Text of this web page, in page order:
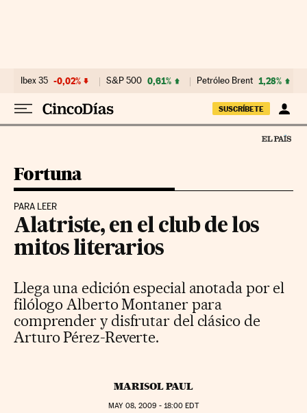
Ibex 35 -0,02% S&P 500 0,61% Petróleo Brent 1,28%
SUSCRÍBETE
Fortuna
PARA LEER
Alatriste, en el club de los
mitos literarios
Llega una edición especial anotada por el
filólogo Alberto Montaner para
comprender y disfrutar del clásico de
Arturo Pérez-Reverte.
MARISOL PAUL
MAY08, 2009 - 18:00 EDT